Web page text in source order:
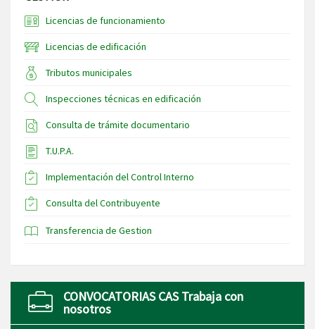
Licencias de funcionamiento
Licencias de edificación
Tributos municipales
Inspecciones técnicas en edificación
Consulta de trámite documentario
T.U.P.A.
Implementación del Control Interno
Consulta del Contribuyente
Transferencia de Gestion
CONVOCATORIAS CAS Trabaja con
nosotros